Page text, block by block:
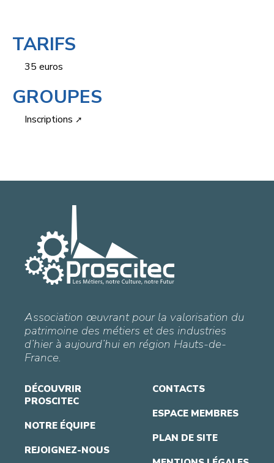
TARIFS
35 euros
GROUPES
Inscriptions
Association œuvrant pour la valorisation du
patrimoine des métiers et des industries
d’hier à aujourd’hui en région Hauts-de-
France.
DÉCOUVRIR
PROSCITEC
NOTRE ÉQUIPE
REJOIGNEZ-NOUS
CONTACTS
ESPACE MEMBRES
PLAN DE SITE